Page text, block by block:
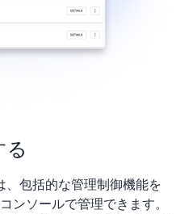
る
、包括的な管理制御機能を
ンソールで管理できます。